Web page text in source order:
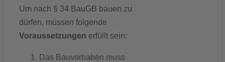
Um nach § 34 BauGB bauen zu
dürfen, müssen folgende
Voraussetzungen erfüllt sein:
Das Bauvorhaben muss